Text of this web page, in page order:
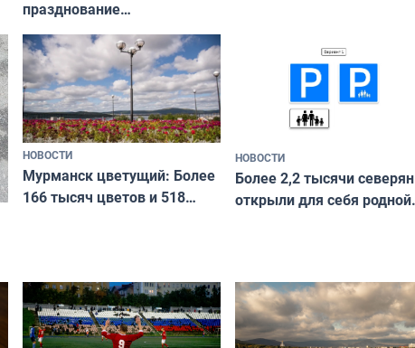
празднование
Международного дня
коренных народов мира
НОВОСТИ
Мурманск цветущий: Более
166 тысяч цветов и 518
НОВОСТИ
Более 2,2 тысячи северян
открыли для себя родной